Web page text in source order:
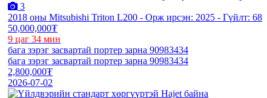
3
2018 оны Mitsubishi Triton L200 - Орж ирсэн: 2025 - Гүйлт: 68
50,000,000₮
9 цаг 34 мин
бага зэрэг засвартай портер зарна 90983434
бага зэрэг засвартай портер зарна 90983434
2,800,000₮
2026-07-02